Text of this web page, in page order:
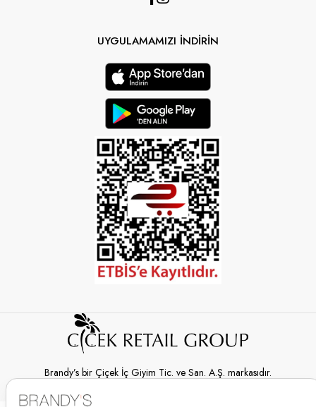
UYGULAMAMIZI İNDİRİN
Brandy’s bir Çiçek İç Giyim Tic. ve San. A.Ş. markasıdır.
© 2026 Brandy’s | Her hakkı saklıdır.